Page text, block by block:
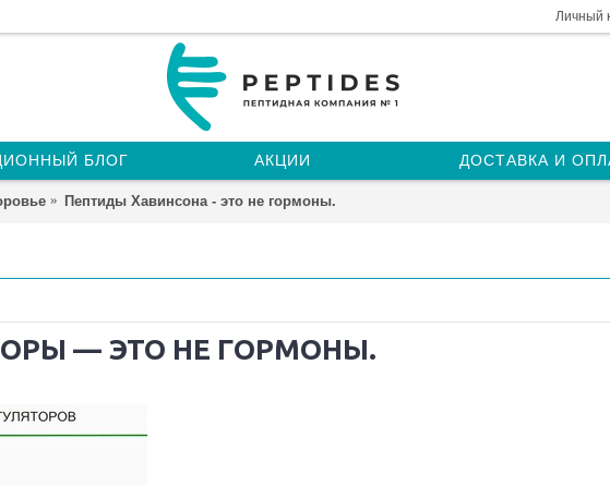
Личный
БЛОГ АКЦИИ ДОСТАВКА И
Пептиды Хавинсона - это не гормоны.
— ЭТО НЕ ГОРМОНЫ.